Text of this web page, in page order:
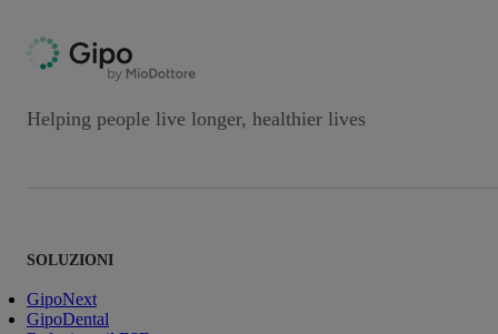
Helping people live longer, healthier lives
SOLUZIONI
GipoNext
GipoDental